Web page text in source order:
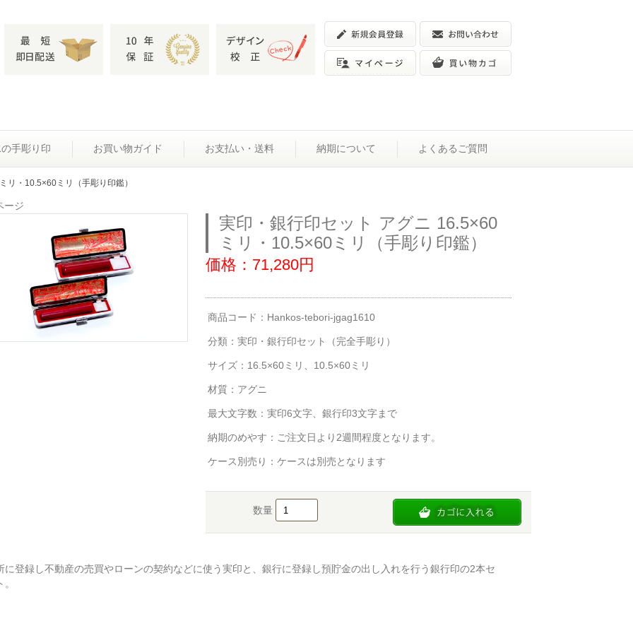
手彫り印 お買い物ガイド お支払い・送料 納期について よくあるご質問
リ・10.5×60ミリ（手彫り印鑑）
ージ
実印・銀行印セット アグニ 16.5×60
ミリ・10.5×60ミリ（手彫り印鑑）
価格：71,280円
商品コード：Hankos-tebori-jgag1610
分類： 実印・銀行印セット（完全手彫り）
サイズ：16.5×60ミリ、10.5×60ミリ
材質：アグニ
最大文字数：実印6文字、銀行印3文字まで
納期のめやす：ご注文日より2週間程度となります。
ケース別売り：ケースは別売となります
数量
に登録し不動産の売買やローンの契約などに使う実印と、銀行に登録し預貯金の出し入れを行う銀行印の2本セ